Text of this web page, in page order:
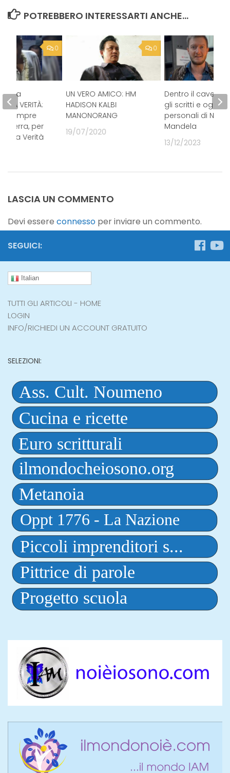
POTREBBERO INTERESSARTI ANCHE...
0
UN VERO AMICO: HM
HADISON KALBI
MANONORANG
19/07/2020
Dentro il caveau
gli scritti e oggetti
personali di
Mandela
13/12/2023
0
VERITÀ:
sempre
terra, per
la Verità
LASCIA UN COMMENTO
Devi essere connesso per inviare un commento.
SEGUICI:
Italian
TUTTI GLI ARTICOLI - HOME
LOGIN
INFO/RICHIEDI UN ACCOUNT GRATUITO
SELEZIONI: